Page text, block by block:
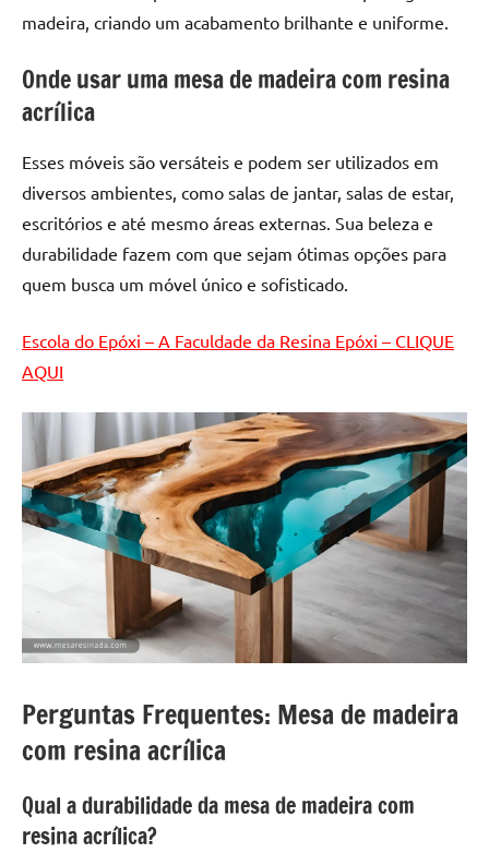
alta
qualidade,
as
populares
River
Tables
mesas
tampinhas
resinadas.
madeira, criando um acabamento brilhante e uniforme.
Onde usar uma mesa de madeira com resina
acrílica
Esses móveis são versáteis e podem ser utilizados em
diversos ambientes, como salas de jantar, salas de estar,
escritórios e até mesmo áreas externas. Sua beleza e
durabilidade fazem com que sejam ótimas opções para
quem busca um móvel único e sofisticado.
Escola do Epóxi – A Faculdade da Resina Epóxi – CLIQUE
AQUI
Perguntas Frequentes: Mesa de madeira
com resina acrílica
Qual a durabilidade da mesa de madeira com
resina acrílica?